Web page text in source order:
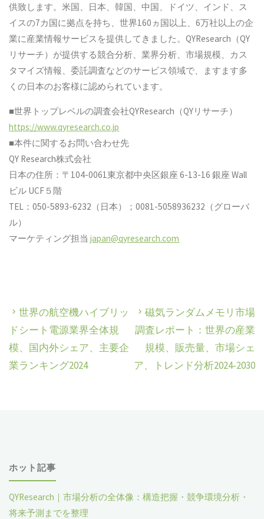
供致します。米国、日本、韓国、中国、ドイツ、インド、ス
イスの7カ国に拠点を持ち、世界160ヵ国以上、6万社以上の企
業に産業情報サービスを提供してきました。QYResearch（QY
リサーチ）が提供する競合分析、業界分析、市場規模、カス
タマイズ情報、委託調査などのサービス領域で、ますます多
くの日本のお客様に認められています。
■世界トップレベルの調査会社QYResearch（QYリサーチ）
https://www.qyresearch.co.jp
■本件に関するお問い合わせ先
QY Research株式会社
日本の住所：〒104-0061東京都中央区銀座 6-13-16 銀座 Wall
ビル UCF５階
TEL：050-5893-6232（日本）；0081-5058936232（グローバ
ル）
マーケティング担当japan@qyresearch.com
世界の航空機ハイブリッ
ドシート電源業界全体規
模、国内外シェア、主要企
業ランキング2024
磁気ランダムメモリ市場
調査レポート：世界の産業
規模、販売量、市場シェ
ア、トレンド分析2024-2030
ホット記事
QYResearch｜市場分析の全体像：構造把握・競争環境分析・
将来予測までを整理